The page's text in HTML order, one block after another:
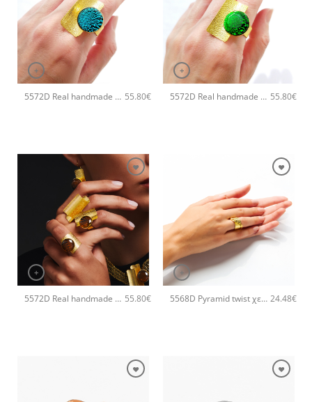
+
5572D Real handmade crystal χειροποίητο βραχιόλι Catherine bijoux Τυρκουάζ 55.80€
+
5572D Real handmade crystal χειροποίητο βραχιόλι Catherine bijoux Πράσινο 55.80€
+
5572D Real handmade crystal χειροποίητο βραχιόλι Catherine bijoux Ασημί 55.80€
+
5568D Pyramid twist χειροποίητο δαχτυλιδι Catherine bijoux Χρυσό 24.48€